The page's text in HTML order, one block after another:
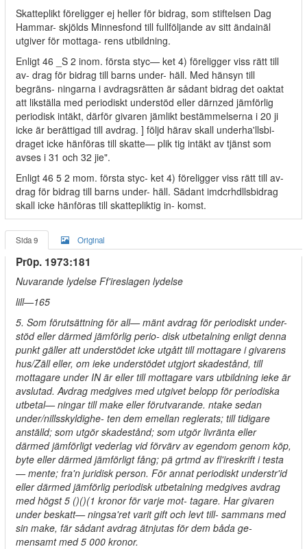
Skatteplikt föreligger ej heller för bidrag, som stiftelsen Dag
Hammar- skjölds Minnesfond till fullföljande av sitt ändainäl
utgiver för mottaga- rens utbildning.
Enligt 46 _S 2 inom. första styc— ket 4) föreligger viss rätt till
av- drag för bidrag till barns under- häll. Med hänsyn till
begräns- ningarna i avdragsrätten är sådant bidrag det oaktat
att likställa med periodiskt understöd eller därnzed jämförlig
periodisk intäkt, därför givaren jämlikt bestämmelserna i 20 ji
icke är berättigad till avdrag. ] följd härav skall underha'llsbi-
draget icke hänföras till skatte— plik tig intäkt av tjänst som
avses i 31 och 32 jie".
Enligt 46 5 2 mom. första styc- ket 4) föreligger viss rätt till av-
drag för bidrag till barns under- häll. Sädant imdcrhdllsbidrag
skall icke hänföras till skattepliktig in- komst.
Sida 9 Original
Pr0p. 1973:181
Nuvarande lydelse Ff'ireslagen lydelse
lill—165
5. Som förutsättning för all— mänt avdrag för periodiskt under-
stöd eller därmed jämförlig perio- disk utbetalning enligt denna
punkt gäller att understödet icke utgått till mottagare i givarens
hus/Zäll eller, om ieke understödet utgjort skadestånd, till
mottagare under IN är eller till mottagare vars utbildning ieke är
avslutad. Avdrag medgives med utgivet belopp för periodiska
utbetal— ningar till make eller förutvarande. ntake sedan
under/nillsskyldighe- ten dem emellan reglerats; till tidigare
anställd; som utgör skadestånd; som utgör livränta eller
därmed jämförligt vederlag vid förvärv av egendom genom köp,
byte eller därmed jämförligt fång; pä grtmd av fl'ireskrift i testa
— mente; fra'n juridisk person. För annat periodiskt understr'id
eller därmed jämförlig periodisk utbetalning medgives avdrag
med högst 5 ()()(1 kronor för varje mot- tagare. Har givaren
under beskatt— ningsa'ret varit gift och levt till- sammans med
sin make, fär sådant avdrag ätnjutas för dem båda ge-
mensamt med 5 000 kronor.